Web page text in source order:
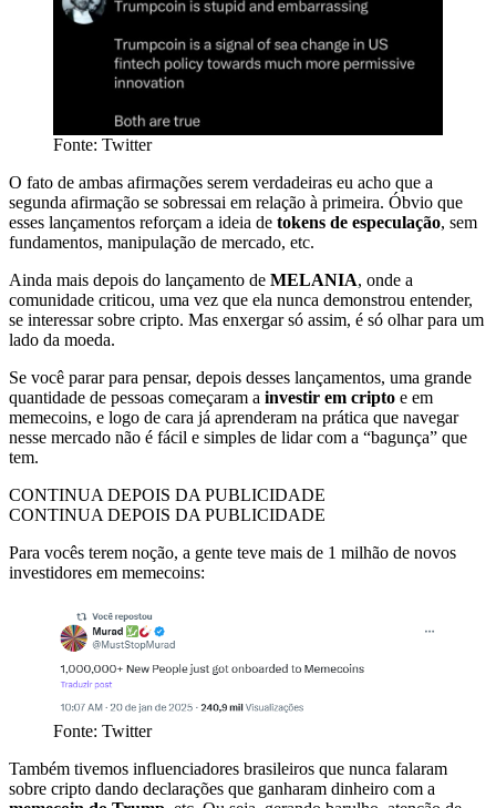
Fonte: Twitter
O fato de ambas afirmações serem verdadeiras eu acho que a
segunda afirmação se sobressai em relação à primeira. Óbvio que
esses lançamentos reforçam a ideia de tokens de especulação, sem
fundamentos, manipulação de mercado, etc.
Ainda mais depois do lançamento de MELANIA, onde a
comunidade criticou, uma vez que ela nunca demonstrou entender,
se interessar sobre cripto. Mas enxergar só assim, é só olhar para um
lado da moeda.
Se você parar para pensar, depois desses lançamentos, uma grande
quantidade de pessoas começaram a investir em cripto e em
memecoins, e logo de cara já aprenderam na prática que navegar
nesse mercado não é fácil e simples de lidar com a “bagunça” que
tem.
CONTINUA DEPOIS DA PUBLICIDADE
CONTINUA DEPOIS DA PUBLICIDADE
Para vocês terem noção, a gente teve mais de 1 milhão de novos
investidores em memecoins:
Fonte: Twitter
Também tivemos influenciadores brasileiros que nunca falaram
sobre cripto dando declarações que ganharam dinheiro com a